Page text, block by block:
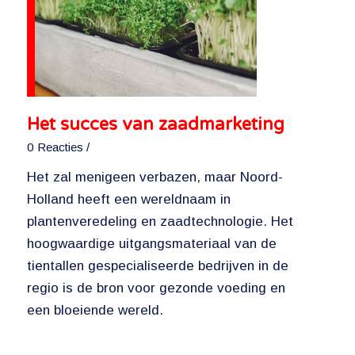
Het succes van zaadmarketing
0 Reacties /
Het zal menigeen verbazen, maar Noord-
Holland heeft een wereldnaam in
plantenveredeling en zaadtechnologie. Het
hoogwaardige uitgangsmateriaal van de
tientallen gespecialiseerde bedrijven in de
regio is de bron voor gezonde voeding en
een bloeiende wereld.